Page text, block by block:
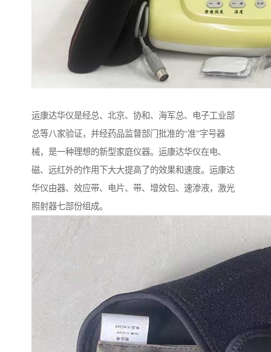
运康达华仪是经总、北京、协和、海军总、电子工业部
总等八家验证，并经药品监督部门批准的“准”字号器
械，是一种理想的新型家庭仪器。运康达华仪在电、
磁、远红外的作用下大大提高了的效果和速度。运康达
华仪由器、效应带、电片、带、增效包、速渗液，激光
照射器七部份组成。